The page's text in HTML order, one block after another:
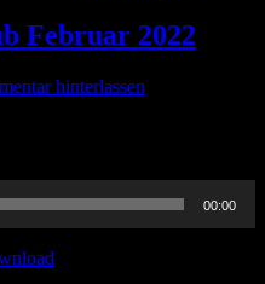
Februar 2022
hinterlassen
00:00